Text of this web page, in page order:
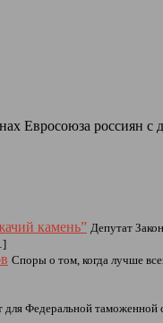
Евросоюза россиян с
камень” Депутат
Споры о том, когда лучше
Федеральной